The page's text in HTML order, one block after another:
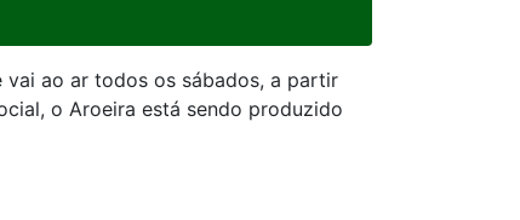
vai ao ar todos os sábados, a partir
o Aroeira está sendo produzido